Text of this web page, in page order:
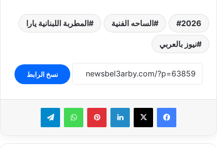
2026 الساحه الفنية المطربة اللبنانية يارا
نيوز بالعربي
نسخ الرابط
لينكدإن بينتيريستواتساب تيلقرام